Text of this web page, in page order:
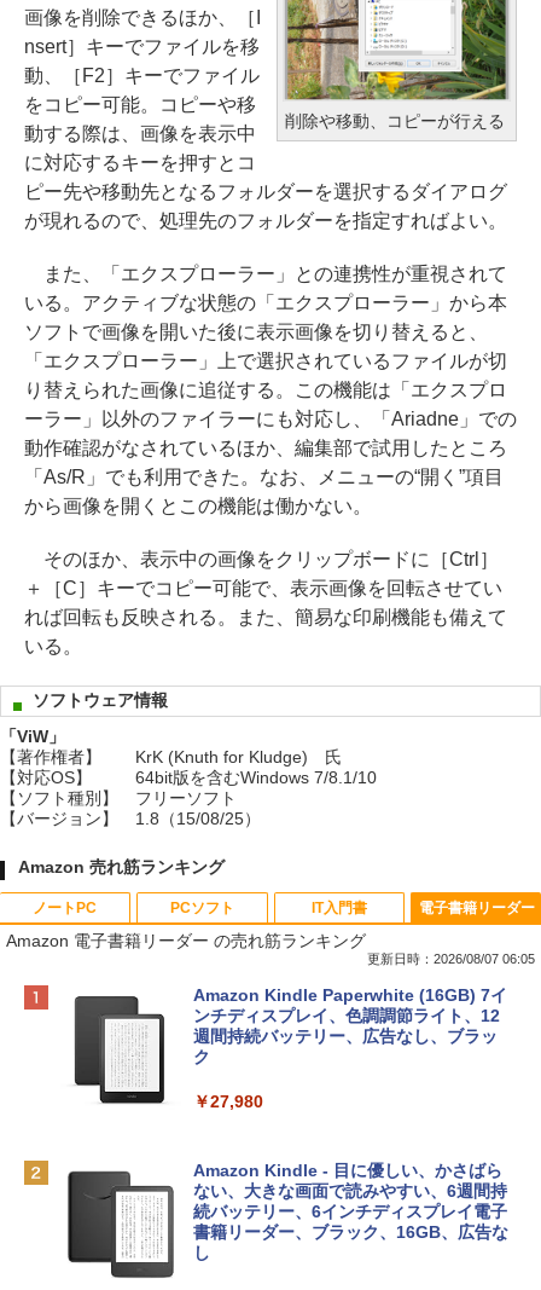
削除や移動、コピーが行える
画像を削除できるほか、［I
nsert］キーでファイルを移
動、［F2］キーでファイル
をコピー可能。コピーや移
動する際は、画像を表示中
に対応するキーを押すとコ
ピー先や移動先となるフォルダーを選択するダイアログ
が現れるので、処理先のフォルダーを指定すればよい。
また、「エクスプローラー」との連携性が重視されて
いる。アクティブな状態の「エクスプローラー」から本
ソフトで画像を開いた後に表示画像を切り替えると、
「エクスプローラー」上で選択されているファイルが切
り替えられた画像に追従する。この機能は「エクスプロ
ーラー」以外のファイラーにも対応し、「Ariadne」での
動作確認がなされているほか、編集部で試用したところ
「As/R」でも利用できた。なお、メニューの“開く”項目
から画像を開くとこの機能は働かない。
そのほか、表示中の画像をクリップボードに［Ctrl］
＋［C］キーでコピー可能で、表示画像を回転させてい
れば回転も反映される。また、簡易な印刷機能も備えて
いる。
ソフトウェア情報
「ViW」
【著作権者】
KrK (Knuth for Kludge) 氏
【対応OS】
64bit版を含むWindows 7/8.1/10
【ソフト種別】
フリーソフト
【バージョン】
1.8（15/08/25）
Amazon 売れ筋ランキング
ノートPC
Apple 2026 MacBook Neo A18 Proチッ
プ搭載13インチノートブック：AIとAppl
e Intelligence、Liquid Retinaディスプ
レイ、8GBメモリ、512GB SSD、1080p
ィゴ + 3年延長 AppleCare+ for 13インチ
￥162,598
tomtoc 360°保護 15.6 16インチ パソコ
ンケース Dell NEC Lavie ASUS HP dyna
PCソフト
Robloxギフトカード - 800 Robux 【限
定バーチャルアイテムを含む】 【オンラ
インゲームコード】 ロブロックス | オン
ラインコード版
￥1,300
Microsoft Office Home & Business 202
4(最新 永続版)|オンラインコード版|Wind
ows11、10/mac対応|PC2台
￥39,582
IT入門書
生成AIパスポート公式テキスト 第４版
￥1,766
出す プロンプトの言葉 AI画像生成シリー
ズ (はぴーイラストLabo)
￥480
電子書籍リーダー
Amazon 電子書籍リーダー の売れ筋ランキング
更新日時：2026/08/07 06:05
Amazon Kindle Paperwhite (16GB) 7イ
ンチディスプレイ、色調調節ライト、12
週間持続バッテリー、広告なし、ブラッ
ク
￥27,980
Amazon Kindle - 目に優しい、かさばら
ない、大きな画面で読みやすい、6週間持
続バッテリー、6インチディスプレイ電子
書籍リーダー、ブラック、16GB、広告な
し